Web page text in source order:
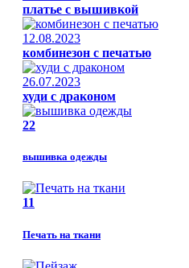
платье с вышивкой
12.08.2023
комбинезон с печатью
26.07.2023
худи с драконом
22
вышивка одежды
11
Печать на ткани